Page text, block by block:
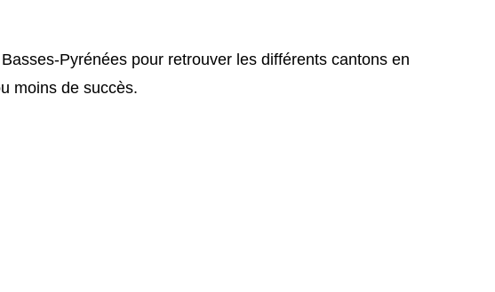
Pyrénées pour retrouver les différents cantons en
moins de succès.